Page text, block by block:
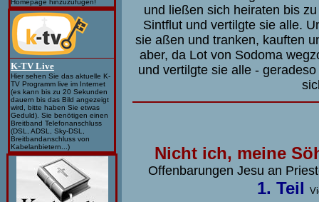
Homepage hinzuzufügen!
K-TV Live
Hier sehen Sie das aktuelle K-
TV Programm live im Internet
(es kann bis zu 20 Sekunden
dauern bis das Bild angezeigt
wird, bitte haben Sie etwas
Geduld). Sie benötigen einen
Breitband Telefonanschluss
(DSL, ADSL, Sky-DSL,
Breitbandanschluss von
Kabelanbietern...)
und ließen sich heiraten bis
Sintflut und vertilgte sie alle.
sie aßen und tranken, kauften
aber, da Lot von Sodoma
und vertilgte sie alle -
Nicht ich, meine
Offenbarungen Jesu an
1. Teil